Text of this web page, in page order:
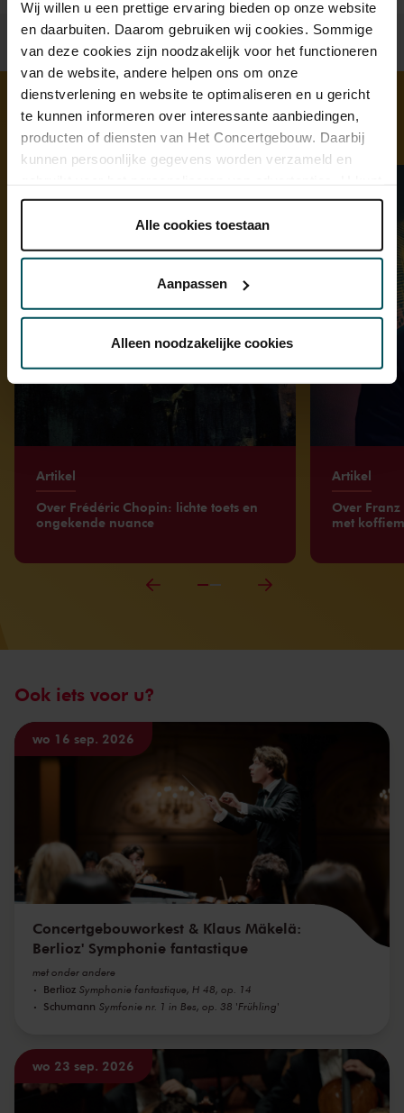
Wij willen u een prettige ervaring bieden op onze website
en daarbuiten. Daarom gebruiken wij cookies. Sommige
van deze cookies zijn noodzakelijk voor het functioneren
van de website, andere helpen ons om onze
dienstverlening en website te optimaliseren en u gericht
te kunnen informeren over interessante aanbiedingen,
producten of diensten van Het Concertgebouw. Daarbij
kunnen persoonlijke gegevens worden verzameld en
onder 'aanpassen' zelf welke cookies wij mogen
Lees onze cookieverklaring hier. Lees onze
Via decookieverklaringop onze website kunt u uw
32 derden
kunnen ontvangen en verwerken.
Alle cookies toestaan
Aanpassen
Alleen noodzakelijke cookies
Ontdek meer
Artikel
Over Frédéric Chopin: lichte toets en
ongekende nuance
Artikel
Over
met
Ook iets voor u?
wo 16 sep. 2026
Concertgebouworkest & Klaus Mäkelä:
Berlioz' Symphonie fantastique
met onder andere
Berlioz Symphonie fantastique, H 48, op. 14
Schumann Symfonie nr. 1 in Bes, op. 38 'Frühling'
wo 23 sep. 2026